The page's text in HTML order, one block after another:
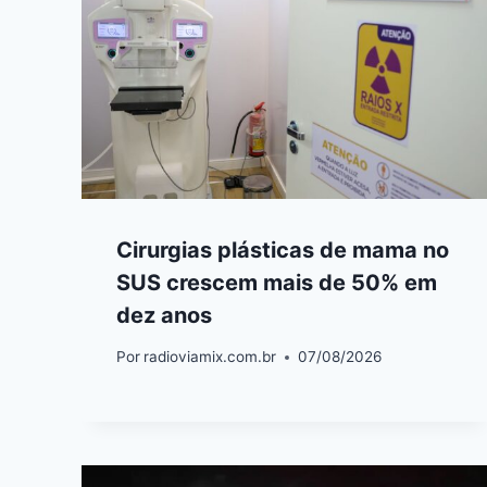
Cirurgias plásticas de mama no
SUS crescem mais de 50% em
dez anos
Por radioviamix.com.br 07/08/2026